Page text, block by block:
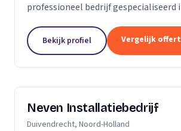
professioneel bedrijf gespecialiseerd
klanten zo goed en zo snel mogelijk
kunnen zijn....
Bekijk profiel Vergelijk
Neven Installatiebedrijf
Duivendrecht, Noord-Holland